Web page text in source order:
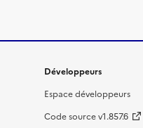
Développeurs
Espace développeurs
Code source v1.857.6